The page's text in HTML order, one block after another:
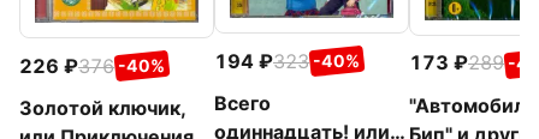
226 376 -40%
Золотой ключик,
194 323 -40%
Всего
одиннадцать! или
173 289 -
Бип" и